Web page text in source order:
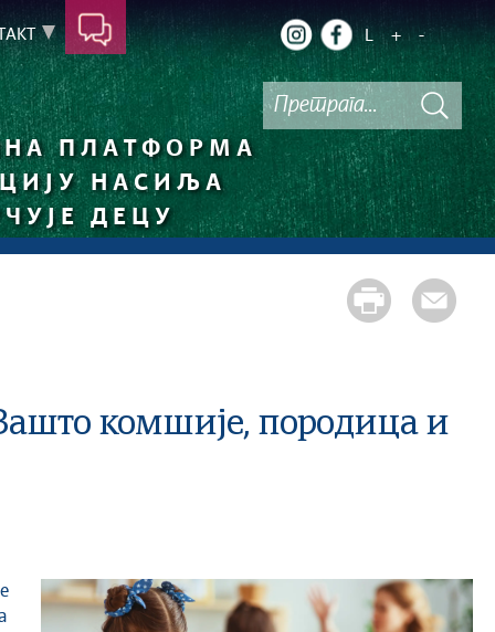
L + -
ПЛАТФОРМА
НАСИЉА
ДЕЦУ
комшије, породица и